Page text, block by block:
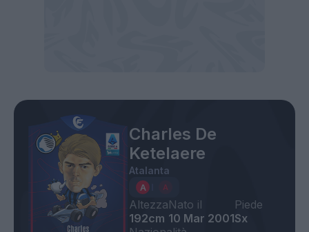
Charles De
Ketelaere
Atalanta
Altezza
192cm
Nato il
10 Mar 2001
Piede
Sx